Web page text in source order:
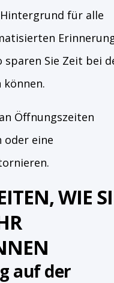
für alle
sparen Sie Zeit bei
Öffnungszeiten
oder eine
WIE
auf der